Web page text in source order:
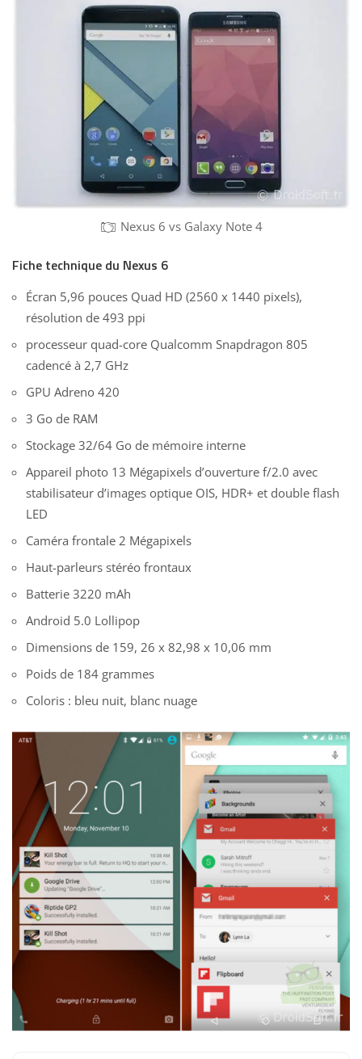
Nexus 6 vs Galaxy Note 4
Fiche technique du Nexus 6
Écran 5,96 pouces Quad HD (2560 x 1440 pixels),
résolution de 493 ppi
processeur quad-core Qualcomm Snapdragon 805
cadencé à 2,7 GHz
GPU Adreno 420
3 Go de RAM
Stockage 32/64 Go de mémoire interne
Appareil photo 13 Mégapixels d’ouverture f/2.0 avec
stabilisateur d’images optique OIS, HDR+ et double flash
LED
Caméra frontale 2 Mégapixels
Haut-parleurs stéréo frontaux
Batterie 3220 mAh
Android 5.0 Lollipop
Dimensions de 159, 26 x 82,98 x 10,06 mm
Poids de 184 grammes
Coloris : bleu nuit, blanc nuage